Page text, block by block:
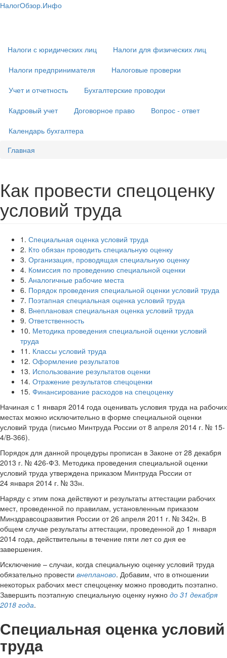
Перейти
НалогОбзор.Инфо
Налоги с юридических лиц
Налоги для физических лиц
Налоги предпринимателя
Налоговые проверки
Учет и отчетность
Бухгалтерские проводки
Кадровый учет
Договорное право
Вопрос - ответ
Календарь бухгалтера
Главная
Как провести спецоценку
условий труда
1. Специальная оценка условий труда
2. Кто обязан проводить специальную оценку
3. Организация, проводящая специальную оценку
4. Комиссия по проведению специальной оценки
5. Аналогичные рабочие места
6. Порядок проведения специальной оценки условий труда
7. Поэтапная специальная оценка условий труда
8. Внеплановая специальная оценка условий труда
9. Ответственность
10. Методика проведения специальной оценки условий
труда
11. Классы условий труда
12. Оформление результатов
13. Использование результатов оценки
14. Отражение результатов спецоценки
15. Финансирование расходов на спецоценку
Начиная с 1 января 2014 года оценивать условия труда на рабочих
местах можно исключительно в форме специальной оценки
условий труда (письмо Минтруда России от 8 апреля 2014 г. № 15-
4/В-366).
Порядок для данной процедуры прописан в Законе от 28 декабря
2013 г. № 426-ФЗ. Методика проведения специальной оценки
условий труда утверждена приказом Минтруда России от
24 января 2014 г. № 33н.
Наряду с этим пока действуют и результаты аттестации рабочих
мест, проведенной по правилам, установленным приказом
Минздравсоцразвития России от 26 апреля 2011 г. № 342н. В
общем случае результаты аттестации, проведенной до 1 января
2014 года, действительны в течение пяти лет со дня ее
завершения.
Исключение – случаи, когда специальную оценку условий труда
обязательно провести внепланово. Добавим, что в отношении
некоторых рабочих мест спецоценку можно проводить поэтапно.
Завершить поэтапную специальную оценку нужно до 31 декабря
2018 года.
Специальная оценка условий
труда